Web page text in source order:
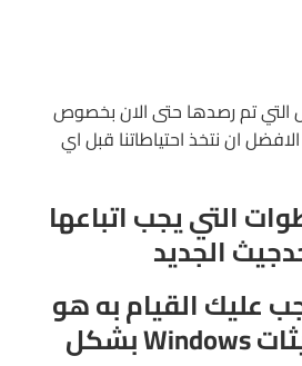
تم رصدها حتى الان بخصوص
ان نتخذ احتياطاتنا قبل اي
التي يجب اتباعها
الجديد
عليك القيام به هو
بشكل